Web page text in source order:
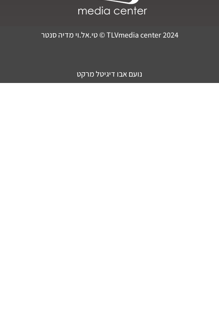
נועם אבו דיגיטל מרקט
TLVmedia center 2024 © טי.אל.וי מדיה סנטר